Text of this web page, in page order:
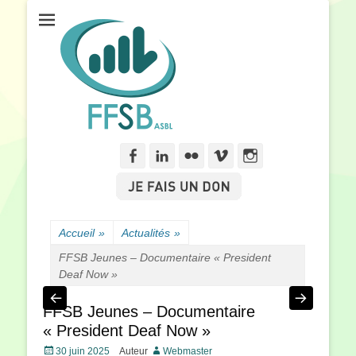
Fédération Francophone des Sourds de Belgique
FacebookLinkedln
Flickr Vimeo
Accueil » Actualités »
FFSB Jeunes – Documentaire « President
Deaf Now »
FFSB Jeunes – Documentaire
« President Deaf Now »
Posté30 juin 2025 Auteur Webmaster